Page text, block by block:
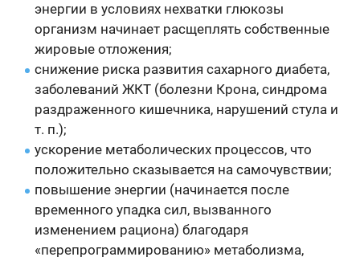
энергии в условиях нехватки глюкозы
организм начинает расщеплять собственные
жировые отложения;
снижение риска развития сахарного диабета,
заболеваний ЖКТ (болезни Крона, синдрома
раздраженного кишечника, нарушений стула и
т. п.);
ускорение метаболических процессов, что
положительно сказывается на самочувствии;
повышение энергии (начинается после
временного упадка сил, вызванного
изменением рациона) благодаря
«перепрограммированию» метаболизма,